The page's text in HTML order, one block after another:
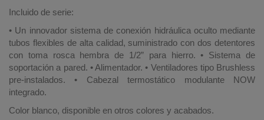
Incluido de serie:
• Un innovador sistema de conexión hidráulica oculto mediante
tubos flexibles de alta calidad, suministrado con dos detentores
con toma rosca hembra de 1/2” para hierro. • Sistema de
soportación a pared. • Alimentador. • Ventiladores tipo Brushless
pre-instalados. • Cabezal termostático modulante NOW
integrado.
Color blanco, disponible en otros colores y acabados.